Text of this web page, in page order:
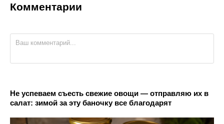
Комментарии
Не успеваем съесть свежие овощи — отправляю их в
салат: зимой за эту баночку все благодарят